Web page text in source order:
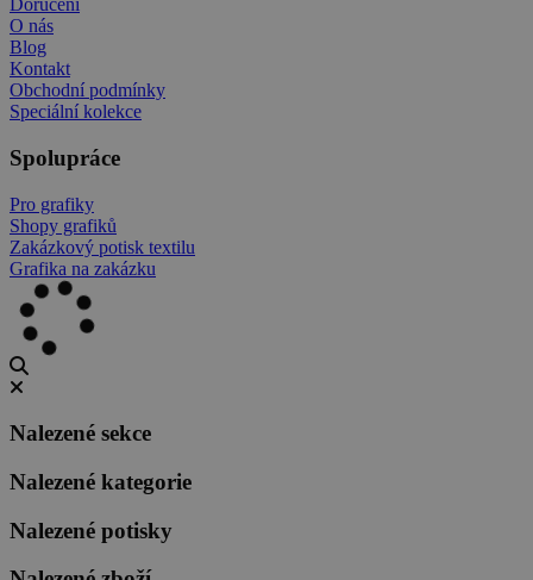
Doručení
O nás
Blog
Kontakt
Obchodní podmínky
Speciální kolekce
Spolupráce
Pro grafiky
Shopy grafiků
Zakázkový potisk textilu
Grafika na zakázku
Nalezené sekce
Nalezené kategorie
Nalezené potisky